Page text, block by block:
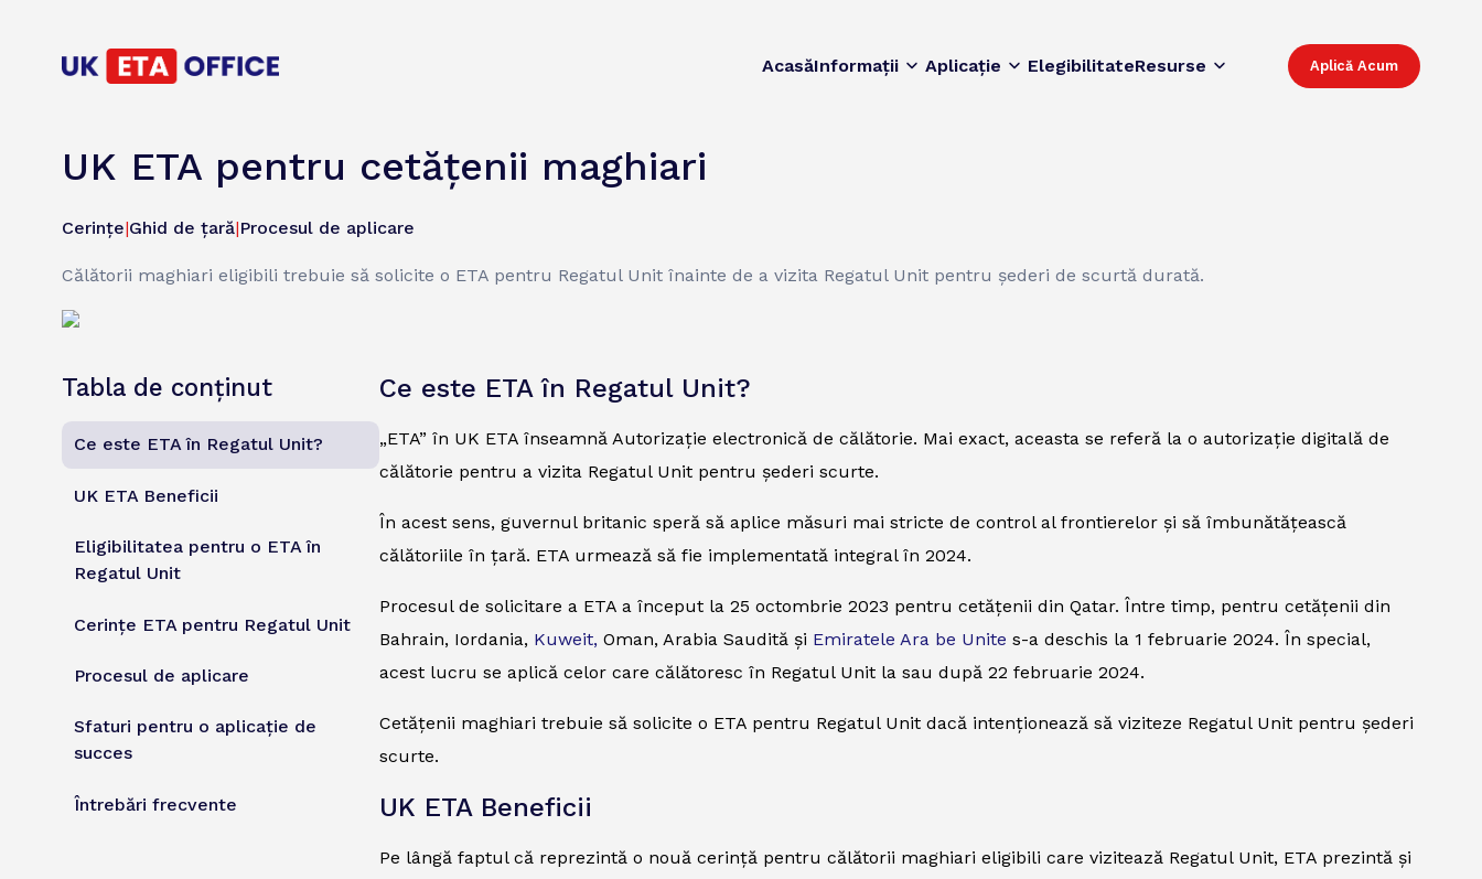
AcasăInformații Aplicație ElegibilitateResurse Aplică Acum
UK ETA pentru cetățenii maghiari
Cerințe|Ghid de țară|Procesul de aplicare
Călătorii maghiari eligibili trebuie să solicite o ETA pentru Regatul Unit înainte de a vizita Regatul Unit pentru șederi de scurtă durată.
Tabla de conținut
Ce este ETA în Regatul Unit?
UK ETA Beneficii
Eligibilitatea pentru o ETA în
Regatul Unit
Cerințe ETA pentru Regatul Unit
Procesul de aplicare
Sfaturi pentru o aplicație de
succes
Întrebări frecvente
Ce este ETA în Regatul Unit?
„ETA” în UK ETA înseamnă Autorizație electronică de călătorie. Mai exact, aceasta se referă la o autorizație digitală de
călătorie pentru a vizita Regatul Unit pentru șederi scurte.
În acest sens, guvernul britanic speră să aplice măsuri mai stricte de control al frontierelor și să îmbunătățească
călătoriile în țară. ETA urmează să fie implementată integral în 2024.
Procesul de solicitare a ETA a început la 25 octombrie 2023 pentru cetățenii din Qatar. Între timp, pentru cetățenii din
Bahrain, Iordania, Kuweit, Oman, Arabia Saudită și Emiratele Ara be Unite s-a deschis la 1 februarie 2024. În special,
acest lucru se aplică celor care călătoresc în Regatul Unit la sau după 22 februarie 2024.
Cetățenii maghiari trebuie să solicite o ETA pentru Regatul Unit dacă intenționează să viziteze Regatul Unit pentru șederi
scurte.
UK ETA Beneficii
Pe lângă faptul că reprezintă o nouă cerință pentru călătorii maghiari eligibili care vizitează Regatul Unit, ETA prezintă și